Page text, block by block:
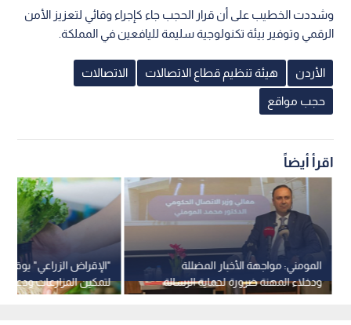
وشددت الخطيب على أن قرار الحجب جاء كإجراء وقائي لتعزيز الأمن
الرقمي وتوفير بيئة تكنولوجية سليمة لليافعين في المملكة.
الأردن هيئة تنظيم قطاع الاتصالات الاتصالات
حجب مواقع
اقرأ أيضاً
"الإقراض الزراعي" يوقع
لتمكين المزارعات
الإنتاجية
المومني: مواجهة الأخبار المضللة
ودخلاء المهنة ضرورة لحماية الرسالة
الإعلامية -فيديو